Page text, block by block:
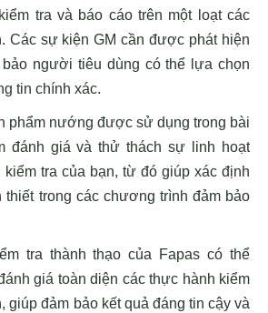
tra và báo cáo trên một loạt các
Các sự kiện GM cần được phát hiện
người tiêu dùng có thể lựa chọn
tin chính xác.
phẩm nướng được sử dụng trong bài
đánh giá và thử thách sự linh hoạt
tra của bạn, từ đó giúp xác định
thiết trong các chương trình đảm bảo
tra thành thạo của Fapas có thể
giá toàn diện các thực hành kiểm
giúp đảm bảo kết quả đáng tin cậy và